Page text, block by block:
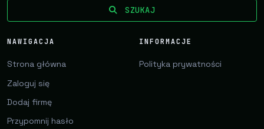
SZUKAJ
NAWIGACJA
Strona główna
Zaloguj się
Dodaj firmę
Przypomnij hasło
INFORMACJE
Polityka prywatności